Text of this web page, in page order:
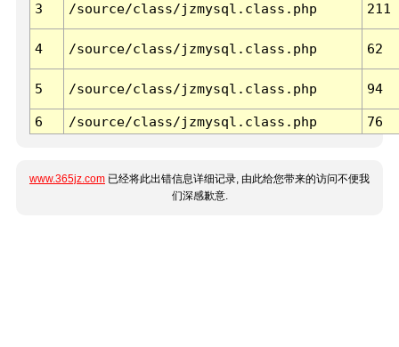
3 /source/class/jzmysql.class.php 211
4 /source/class/jzmysql.class.php 62
5 /source/class/jzmysql.class.php 94
6 /source/class/jzmysql.class.php 76
www.365jz.com 已经将此出错信息详细记录, 由此给您带来的访问不便我
们深感歉意.